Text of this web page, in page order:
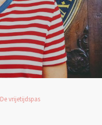
De vrijetijdspas